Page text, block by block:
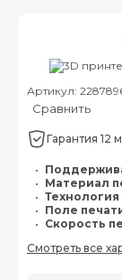
Артикул:
Сравнить
Гарантия 12
Материал
Технология
Поле
Скорость
Смотреть все